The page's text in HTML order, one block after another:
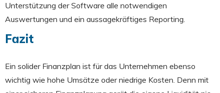
Unterstützung der Software alle notwendigen
Auswertungen und ein aussagekräftiges Reporting.
Fazit
Ein solider Finanzplan ist für das Unternehmen ebenso
wichtig wie hohe Umsätze oder niedrige Kosten. Denn mit